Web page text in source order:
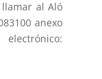
al Aló
anexo